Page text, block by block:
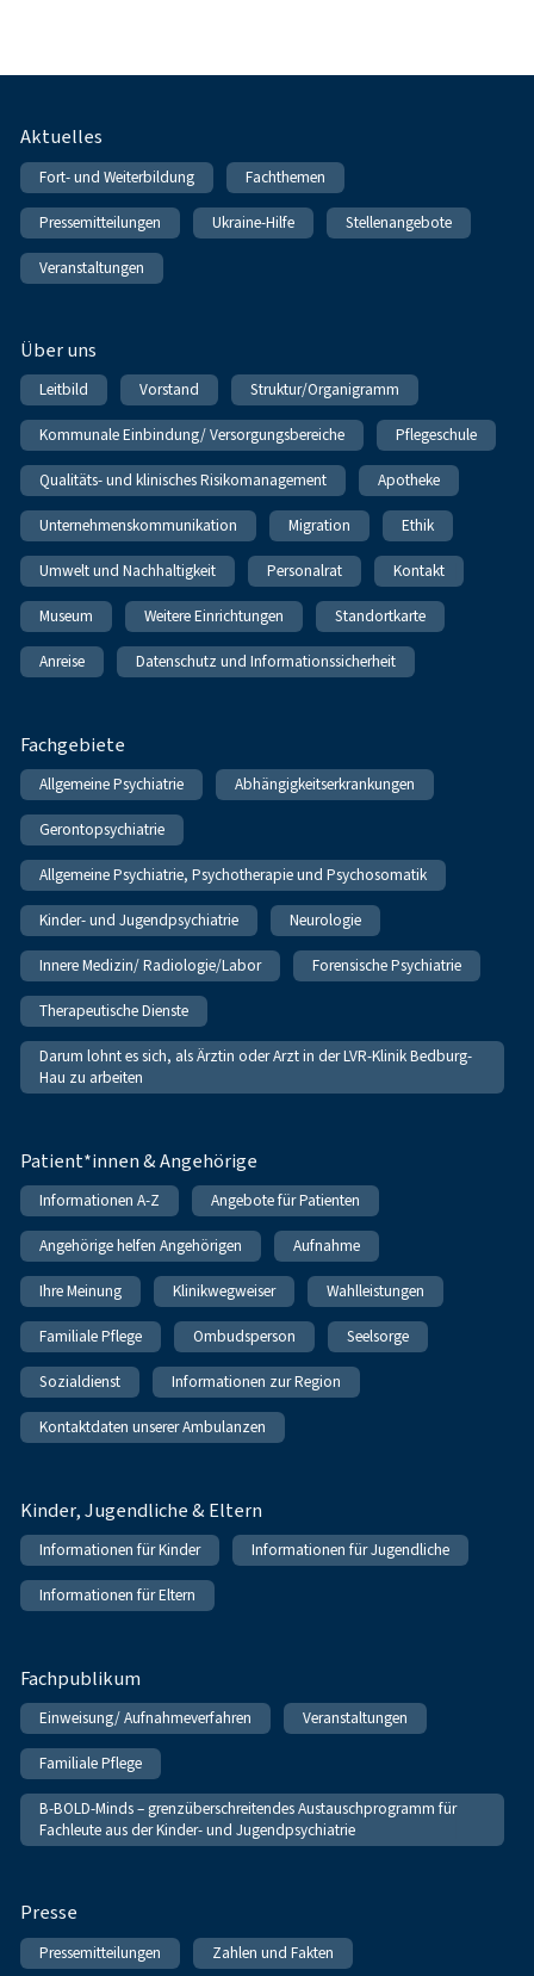
Fußnavigation
Aktuelles
Fort- und Weiterbildung Fachthemen
Pressemitteilungen Ukraine-Hilfe Stellenangebote
Veranstaltungen
Über uns
Leitbild Vorstand Struktur/Organigramm
Kommunale Einbindung/ Versorgungsbereiche Pflegeschule
Qualitäts- und klinisches Risikomanagement Apotheke
Unternehmenskommunikation Migration Ethik
Umwelt und Nachhaltigkeit Personalrat Kontakt
Museum Weitere Einrichtungen Standortkarte
Anreise Datenschutz und Informationssicherheit
Fachgebiete
Allgemeine Psychiatrie Abhängigkeitserkrankungen
Gerontopsychiatrie
Allgemeine Psychiatrie, Psychotherapie und Psychosomatik
Kinder- und Jugendpsychiatrie Neurologie
Innere Medizin/ Radiologie/Labor Forensische Psychiatrie
Therapeutische Dienste
Darum lohnt es sich, als Ärztin oder Arzt in der LVR-Klinik Bedburg-
Hau zu arbeiten
Patient*innen & Angehörige
Informationen A-Z Angebote für Patienten
Angehörige helfen Angehörigen Aufnahme
Ihre Meinung Klinikwegweiser Wahlleistungen
Familiale Pflege Ombudsperson Seelsorge
Sozialdienst Informationen zur Region
Kontaktdaten unserer Ambulanzen
Kinder, Jugendliche & Eltern
Informationen für Kinder Informationen für Jugendliche
Informationen für Eltern
Fachpublikum
Einweisung/ Aufnahmeverfahren Veranstaltungen
Familiale Pflege
B-BOLD-Minds – grenzüberschreitendes Austauschprogramm für
Fachleute aus der Kinder- und Jugendpsychiatrie
Presse
Pressemitteilungen Zahlen und Fakten